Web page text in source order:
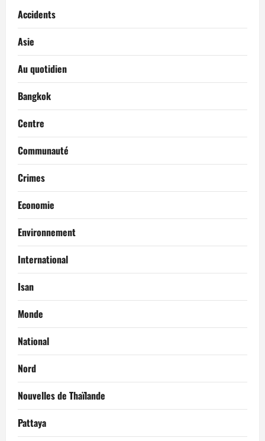
Accidents
Asie
Au quotidien
Bangkok
Centre
Communauté
Crimes
Economie
Environnement
International
Isan
Monde
National
Nord
Nouvelles de Thaïlande
Pattaya